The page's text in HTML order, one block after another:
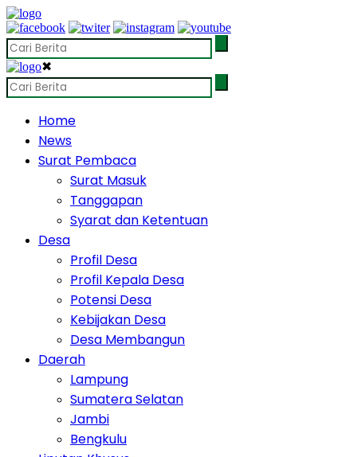
✖
Home
News
Surat Pembaca
Surat Masuk
Tanggapan
Syarat dan Ketentuan
Desa
Profil Desa
Profil Kepala Desa
Potensi Desa
Kebijakan Desa
Desa Membangun
Daerah
Lampung
Sumatera Selatan
Jambi
Bengkulu